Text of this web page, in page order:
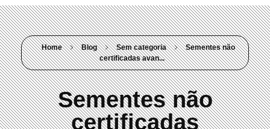
Home Blog Sem categoria
Sementes não
certificadas avan...
Sementes não
certificadas